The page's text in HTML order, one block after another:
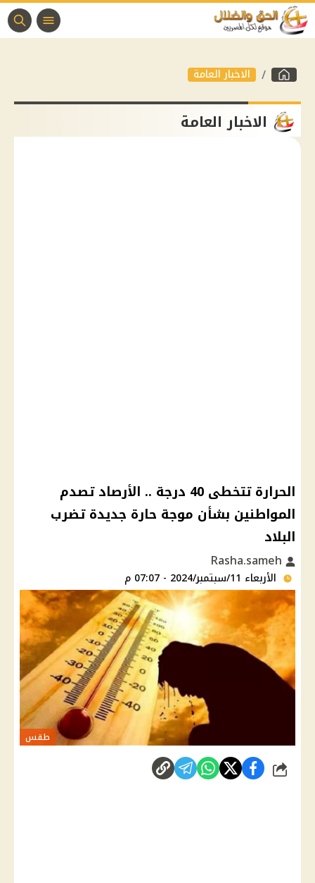
الاخبار العامة
الاخبار العامة
الحرارة تتخطى 40 درجة .. الأرصاد تصدم
المواطنين بشأن موجة حارة جديدة تضرب
البلاد
الأربعاء 11/سبتمبر/2024 - 07:07 م
طقس
شارك